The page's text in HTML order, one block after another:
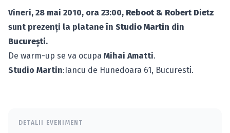
Vineri, 28 mai 2010, ora 23:00, Reboot & Robert Dietz
sunt prezenţi la platane în Studio Martin din
Bucureşti.
De warm-up se va ocupa Mihai Amatti.
Studio Martin:Iancu de Hunedoara 61, Bucuresti.
DETALII EVENIMENT